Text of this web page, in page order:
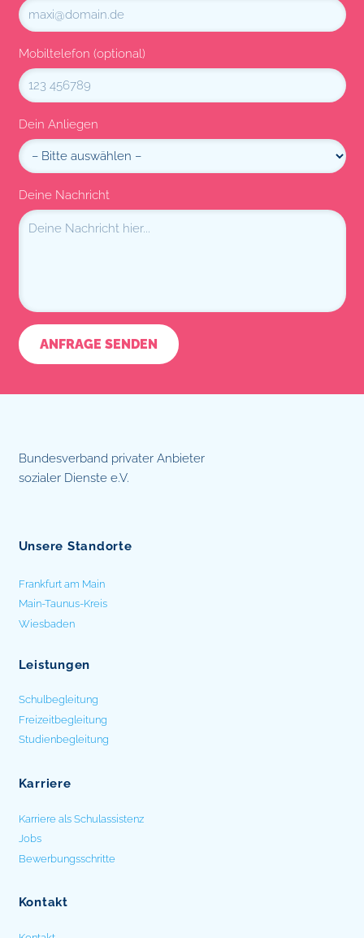
Mobiltelefon (optional)
Dein Anliegen
Deine Nachricht
Bundesverband privater Anbieter
sozialer Dienste e.V.
Unsere Standorte
Frankfurt am Main
Main-Taunus-Kreis
Wiesbaden
Leistungen
Schulbegleitung
Freizeitbegleitung
Studienbegleitung
Karriere
Karriere als Schulassistenz
Jobs
Bewerbungsschritte
Kontakt